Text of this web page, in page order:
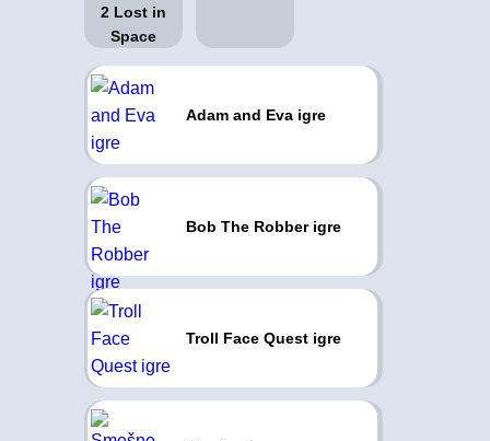
Adam and Eva igre
Bob The Robber igre
Troll Face Quest igre